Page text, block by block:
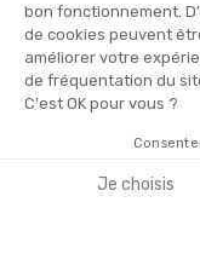
bon fonctionnement.
de cookies peuvent
améliorer votre
de fréquentation du
C'est OK pour vous ?
Je choisis